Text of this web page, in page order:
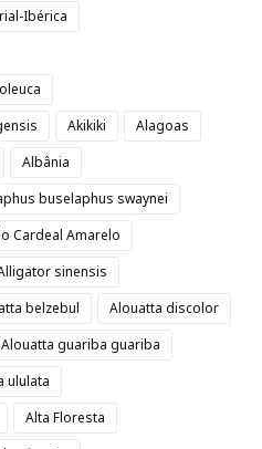
Ibérica
Akikiki
Alagoas
Albânia
buselaphus swaynei
Cardeal Amarelo
sinensis
belzebul
Alouatta discolor
Alouatta guariba guariba
ululata
Alta Floresta